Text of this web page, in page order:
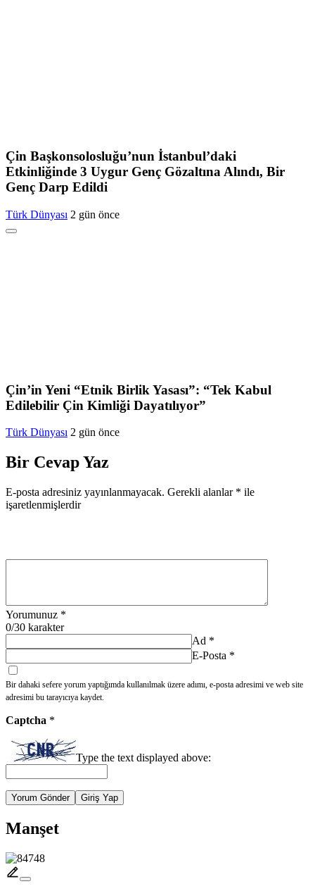
Çin Başkonsolosluğu’nun İstanbul’daki
Etkinliğinde 3 Uygur Genç Gözaltına Alındı, Bir
Genç Darp Edildi
Türk Dünyası 2 gün önce
Çin’in Yeni “Etnik Birlik Yasası”: “Tek Kabul
Edilebilir Çin Kimliği Dayatılıyor”
Türk Dünyası 2 gün önce
Bir Cevap Yaz
E-posta adresiniz yayınlanmayacak. Gerekli alanlar * ile
işaretlenmişlerdir
Yorumunuz *
0/30 karakter
Ad *
E-Posta *
Bir dahaki sefere yorum yaptığımda kullanılmak üzere adımı, e-posta adresimi ve web site
adresimi bu tarayıcıya kaydet.
Captcha *
Type the text displayed above:
Yorum Gönder Giriş Yap
Manşet